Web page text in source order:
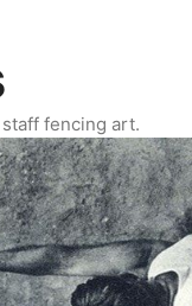
fencing art.